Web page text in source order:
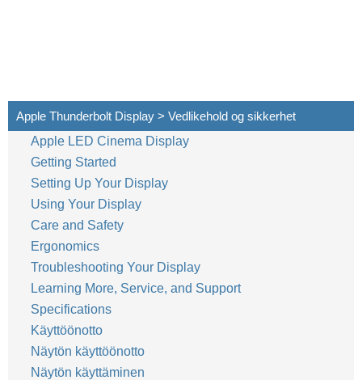
44 Norsk
Apple Thunderbolt Display > Vedlikehold og sikkerhet
Apple LED Cinema Display
Getting Started
Setting Up Your Display
Using Your Display
Care and Safety
Ergonomics
Troubleshooting Your Display
Learning More, Service, and Support
Specifications
Käyttöönotto
Näytön käyttöönotto
Näytön käyttäminen